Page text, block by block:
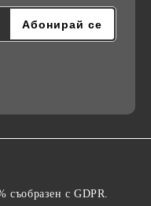
съобразен с GDPR.